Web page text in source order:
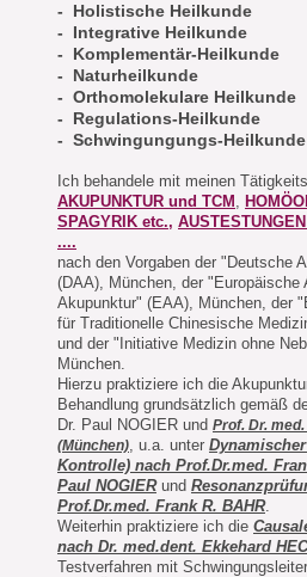
- Holistische Heilkunde
- Integrative Heilkunde
- Komplementär-Heilkunde
- Naturheilkunde
- Orthomolekulare Heilkunde
- Regulations-Heilkunde
- Schwingungungs-Heilkunde
Ich behandele mit meinen
AKUPUNKTUR und TCM ,
SPAGYRIK etc.,
....
nach den Vorgaben der "Deutsche
(DAA), München, der "Europäische
Akupunktur" (EAA), München, der
für Traditionelle Chinesische
und der "Initiative Medizin ohne
München.
Hierzu praktiziere ich die
Behandlung grundsätzlich gemäß
Dr. Paul NOGIER und Prof. Dr.
(München), u.a. unter
Kontrolle) nach Prof.Dr.med.
Paul NOGIERund
Prof.Dr.med. Frank R. BAHR.
Weiterhin praktiziere ich die
nach Dr. med.dent. Ekkehard
Testverfahren mit